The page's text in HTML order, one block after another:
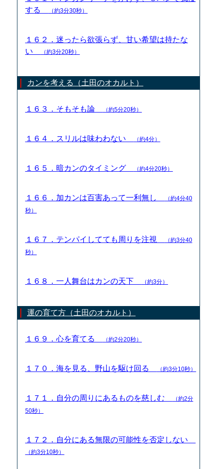
する
（約3分30秒）
１６２．迷ったら欲張らず、甘い希望は持たな
い
（約3分20秒）
カンを考える（土田のオカルト）
１６３．そもそも論 （約5分20秒）
１６４．スリルは味わわない （約4分）
１６５．暗カンのタイミング （約4分20秒）
１６６．加カンは百害あって一利無し
（約4分40
秒）
１６７．テンパイしてても周りを注視
（約3分40
秒）
１６８．一人舞台はカンの天下 （約3分）
運の育て方（土田のオカルト）
１６９．心を育てる （約2分20秒）
１７０．海を見る、野山を駆け回る （約3分10秒）
１７１．自分の周りにあるものを慈しむ
（約2分
50秒）
１７２．自分にある無限の可能性を否定しない
（約3分10秒）